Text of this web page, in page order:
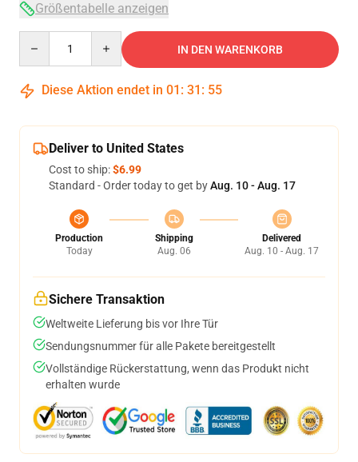
Größentabelle anzeigen
IN DEN WARENKORB
Diese Aktion endet in 01 : 31 : 54
Deliver to United States
Cost to ship:$6.99
Standard - Order today to get byAug. 10 - Aug. 17
Production
Today
Shipping
Aug. 06
Delivered
Aug. 10 - Aug. 17
Sichere Transaktion
Weltweite Lieferung bis vor Ihre Tür
Sendungsnummer für alle Pakete bereitgestellt
Vollständige Rückerstattung, wenn das Produkt nicht
erhalten wurde